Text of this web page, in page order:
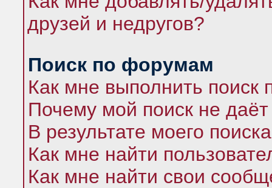
друзей и недругов?
Поиск по форумам
Как мне выполнить
Почему мой поиск не даёт
В результате моего
Как мне найти
Как мне найти свои